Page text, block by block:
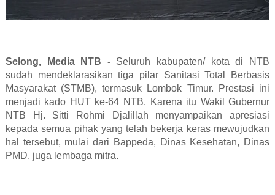
Selong, Media NTB -Seluruh kabupaten/ kota di NTB
sudah mendeklarasikan tiga pilar Sanitasi Total Berbasis
Masyarakat (STMB), termasuk Lombok Timur. Prestasi ini
menjadi kado HUT ke-64 NTB. Karena itu Wakil Gubernur
NTB Hj. Sitti Rohmi Djalillah menyampaikan apresiasi
kepada semua pihak yang telah bekerja keras mewujudkan
hal tersebut, mulai dari Bappeda, Dinas Kesehatan, Dinas
PMD, juga lembaga mitra.